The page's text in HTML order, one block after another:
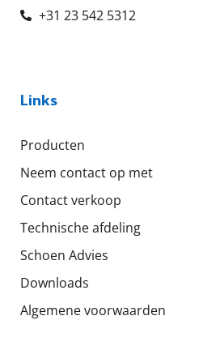
+31 23 542 5312
Links
Producten
Neem contact op met
Contact verkoop
Technische afdeling
Schoen Advies
Downloads
Algemene voorwaarden